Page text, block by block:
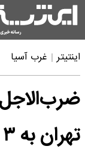
اینتیتر غرب آسیا
ضرب‌الاجل
تهران به ۳ ماه زمان نیاز دارد؟